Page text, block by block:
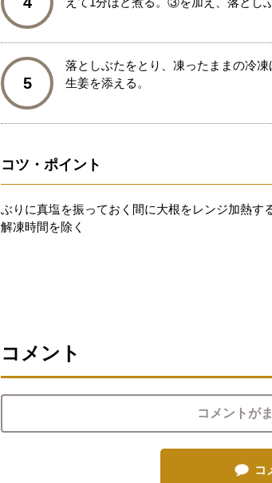
5
落としぶたをとり、凍ったままの冷
生姜を添える。
コツ・ポイント
ぶりに真塩を振っておく間に大根をレンジ加熱
解凍時間を除く
コメント
コメントが
コ